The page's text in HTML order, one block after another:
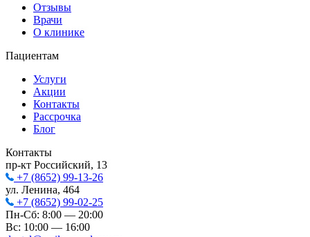
Отзывы
Врачи
О клинике
Пациентам
Услуги
Акции
Контакты
Рассрочка
Блог
Контакты
пр-кт Российский, 13
+7 (8652) 99-13-26
ул. Ленина, 464
+7 (8652) 99-02-25
Пн-Сб: 8:00 — 20:00
Вс: 10:00 — 16:00